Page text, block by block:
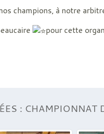
champions, à notre
pour cette
: CHAMPIONNAT